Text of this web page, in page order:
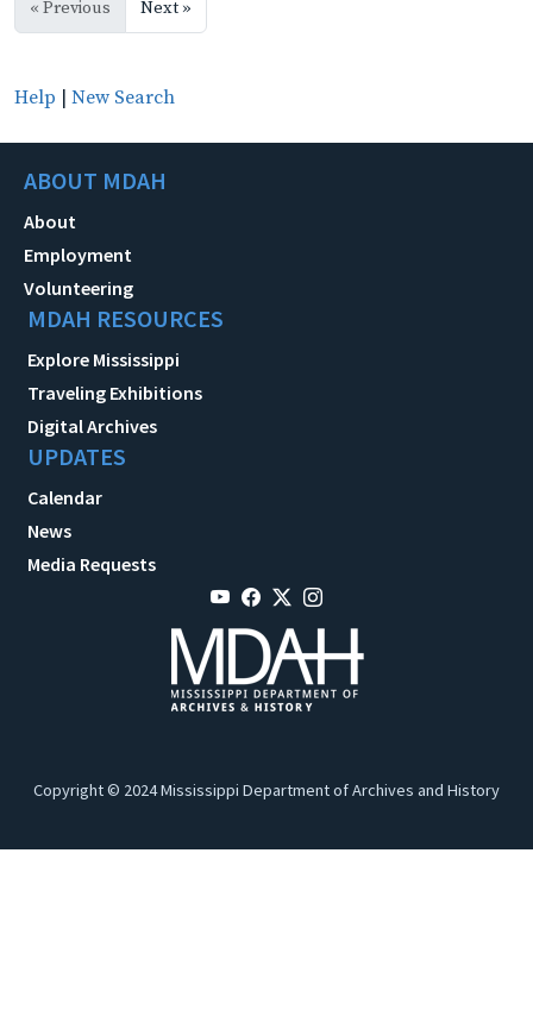
« Previous Next »
Help | New Search
ABOUT MDAH
About
Employment
Volunteering
MDAH RESOURCES
Explore Mississippi
Traveling Exhibitions
Digital Archives
UPDATES
Calendar
News
Media Requests
Copyright © 2024 Mississippi Department of Archives and History